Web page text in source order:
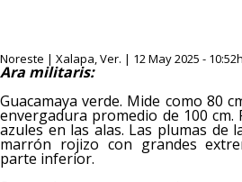
Noreste | Xalapa, Ver. | 12 May 2025 -
Ara militaris:
Guacamaya verde. Mide como 80
envergadura promedio de 100 cm.
azules en las alas. Las plumas de
marrón rojizo con grandes
parte inferior.